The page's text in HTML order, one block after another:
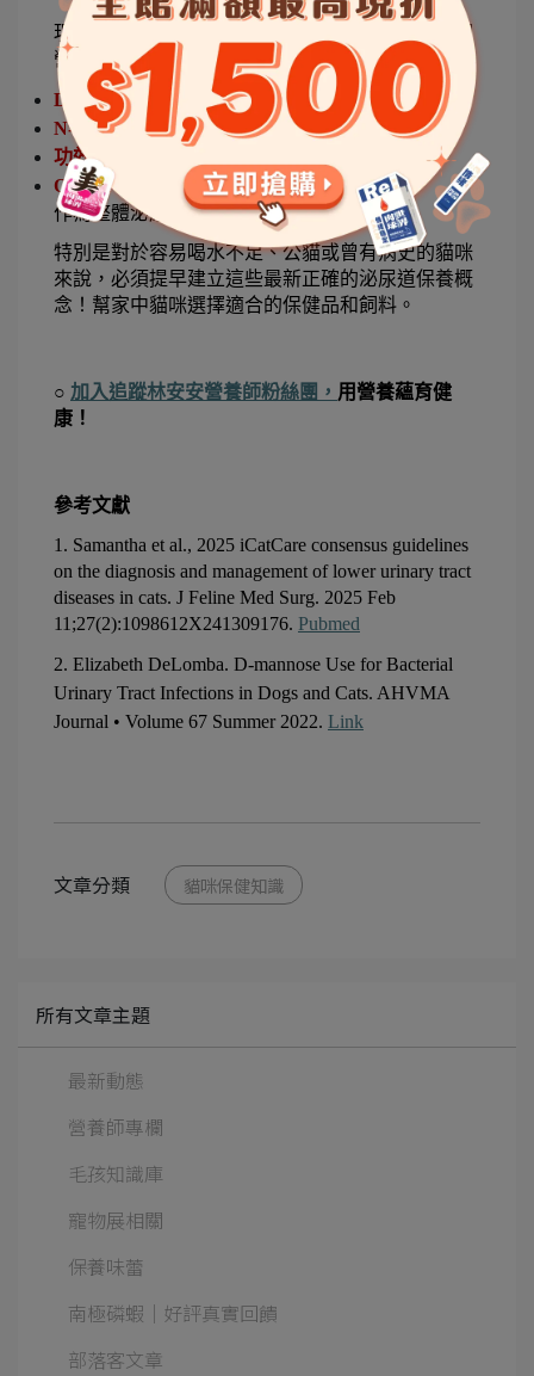
現在越來越多完整型泌尿配方，也會加入以下相關
營養素：
D-甘露糖（D-Mannose）
N-乙醯葡萄糖胺（NAG）
功效性益生菌
Omega-3全身性發炎調節
作為整體泌尿環境的支持。
特別是對於容易喝水不足、公貓或曾有病史的貓咪
來說，必須提早建立這些最新正確的泌尿道保養概
念！幫家中貓咪選擇適合的保健品和飼料。
○ 加入追蹤林安安營養師粉絲團， 用營養蘊育健
康！
參考文獻
1. Samantha et al., 2025 iCatCare consensus guidelines
on the diagnosis and management of lower urinary tract
diseases in cats. J Feline Med Surg. 2025 Feb
11;27(2):1098612X241309176. Pubmed
2. Elizabeth DeLomba. D-mannose Use for Bacterial
Urinary Tract Infections in Dogs and Cats. AHVMA
Journal • Volume 67 Summer 2022. Link
文章分類 貓咪保健知識
所有文章主題
最新動態
營養師專欄
毛孩知識庫
寵物展相關
保養味蕾
南極磷蝦│好評真實回饋
部落客文章